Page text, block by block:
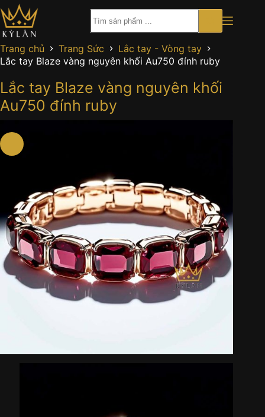
Chuyển
đến
phần
nội
dung
Trang chủ Trang Sức
Lắc tay - Vòng tay
Lắc tay Blaze vàng nguyên khối Au750 đính ruby
Lắc tay Blaze vàng nguyên khối
Au750 đính ruby